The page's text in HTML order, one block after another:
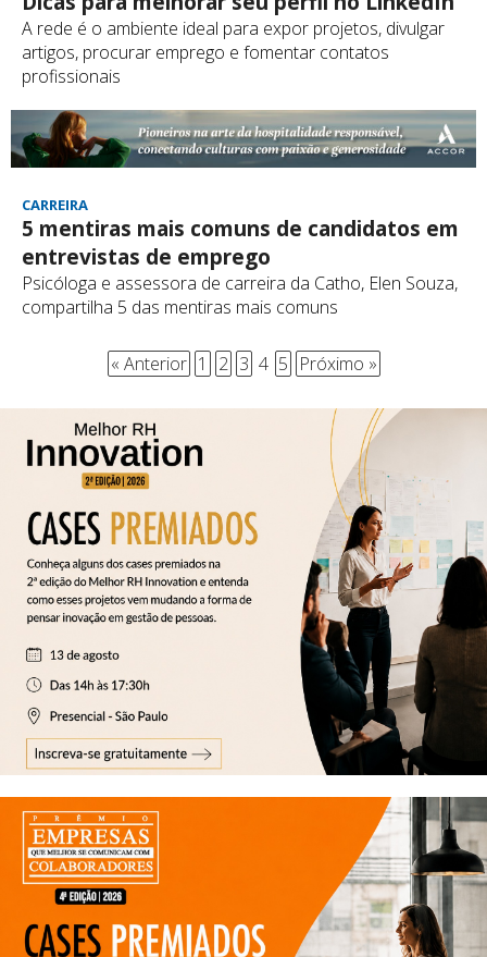
A rede é o ambiente ideal para expor projetos, divulgar
artigos, procurar emprego e fomentar contatos
profissionais
CARREIRA
5 mentiras mais comuns de candidatos em
entrevistas de emprego
Psicóloga e assessora de carreira da Catho, Elen Souza,
compartilha 5 das mentiras mais comuns
« Anterior 1 2 3 4 5 Próximo »